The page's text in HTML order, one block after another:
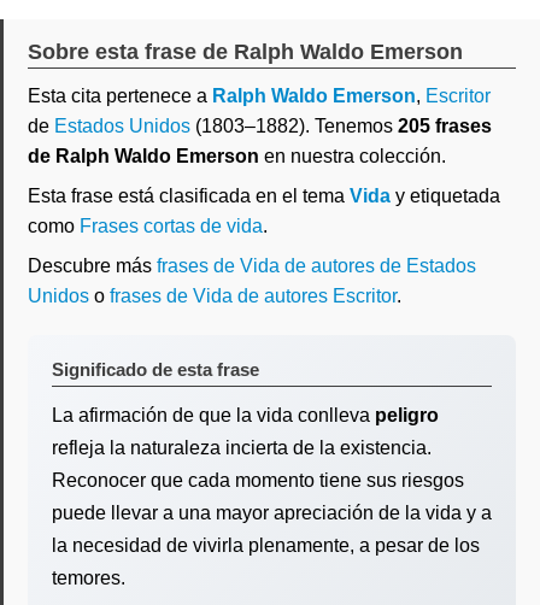
Sobre esta frase de Ralph Waldo Emerson
Esta cita pertenece a Ralph Waldo Emerson, Escritor
de Estados Unidos (1803–1882). Tenemos 205 frases
de Ralph Waldo Emerson en nuestra colección.
Esta frase está clasificada en el tema Vida y etiquetada
como Frases cortas de vida.
Descubre más frases de Vida de autores de Estados
Unidos o frases de Vida de autores Escritor.
Significado de esta frase
La afirmación de que la vida conlleva peligro
refleja la naturaleza incierta de la existencia.
Reconocer que cada momento tiene sus riesgos
puede llevar a una mayor apreciación de la vida y a
la necesidad de vivirla plenamente, a pesar de los
temores.